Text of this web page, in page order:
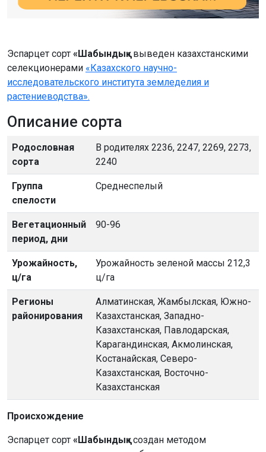
Эспарцет сорт «Шабындық»выведен казахстанскими
селекционерами «Казахского научно-
исследовательского института земледелия и
растениеводства».
Описание сорта
Родословная
сорта
В родителях 2236, 2247, 2269, 2273,
2240
Группа
спелости
Среднеспелый
Вегетационный
период, дни
90-96
Урожайность,
ц/га
Урожайность зеленой массы 212,3
ц/га
Регионы
районирования
Алматинская, Жамбылская, Южно-
Казахстанская, Западно-
Казахстанская, Павлодарская,
Карагандинская, Акмолинская,
Костанайская, Северо-
Казахстанская, Восточно-
Казахстанская
Происхождение
Эспарцет сорт «Шабындық»cоздан методом